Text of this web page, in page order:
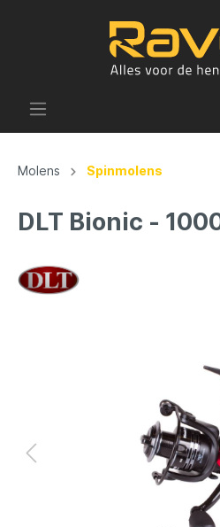
Molens Spinmolens
DLT Bionic -